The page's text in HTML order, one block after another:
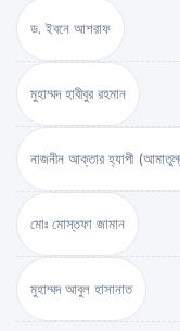
ড. ইবনে আশরাফ
মুহাম্মদ হাবীবুর রহমান
নাজনীন আক্তার হ্যাপী
মোঃ মোস্তফা জামান
মুহাম্মদ আবুল হাসানাত